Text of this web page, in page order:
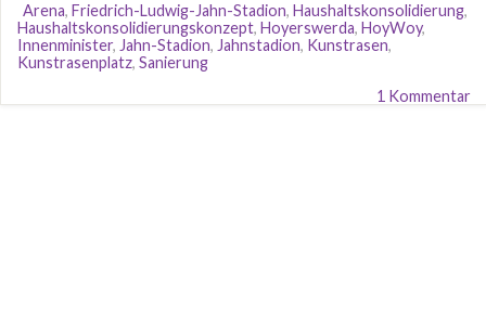
Arena, Friedrich-Ludwig-Jahn-Stadion, Haushaltskonsolidierung,
Haushaltskonsolidierungskonzept, Hoyerswerda, HoyWoy,
Innenminister, Jahn-Stadion, Jahnstadion, Kunstrasen,
Kunstrasenplatz, Sanierung
1 Kommentar